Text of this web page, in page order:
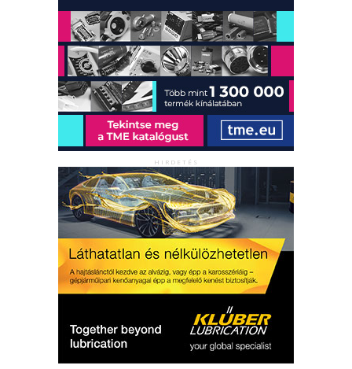
HIRDETÉS